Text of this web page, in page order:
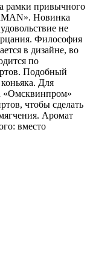
рамки привычного
Новинка
не
Философия
в дизайне, во
по
Подобный
Для
«Омсквинпром»
чтобы сделать
Аромат
вместо